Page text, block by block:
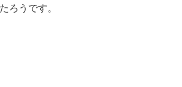
ろうです。